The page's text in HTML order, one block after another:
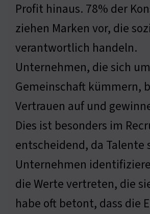
Profit hinaus. 78% der
ziehen Marken vor, die
verantwortlich handeln.
Unternehmen, die sich
Gemeinschaft kümmern,
Vertrauen auf und
Dies ist besonders im
entscheidend, da Talente
Unternehmen
die Werte vertreten, die
habe oft betont, dass die